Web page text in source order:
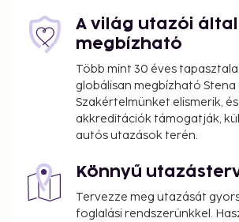
A világ utazói által
megbízható
Több mint 30 éves
globálisan megbízható
Szakértelmünket elismerik,
akkreditációk támogatják,
autós utazások terén.
Könnyű
Tervezze meg utazását
foglalási rendszerünkkel.